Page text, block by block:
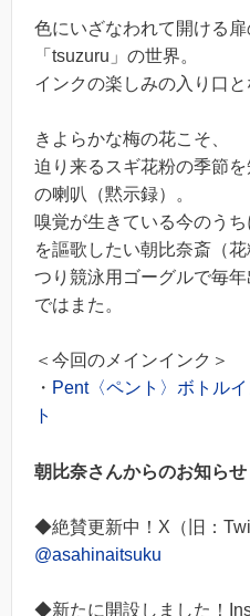
色にいざなわれて開ける扉
「tsuzuru」の世界。
インクの楽しみの入り口と
きよらかな梅の花こそ、
迫り来るスギ花粉の季節
の喇叭（黙示録）。
嗅覚が生きている今のう
を謳歌したい朝比奈斎（
つり競泳用ゴーグルで毎年
ではまた。
＜今回のメインインク＞
・ Pent〈ペント〉ボトル
ト
朝比奈さんからのお知らせ
◆絶賛更新中！X（旧：
@asahinaitsuku
◆新たに開設しました！